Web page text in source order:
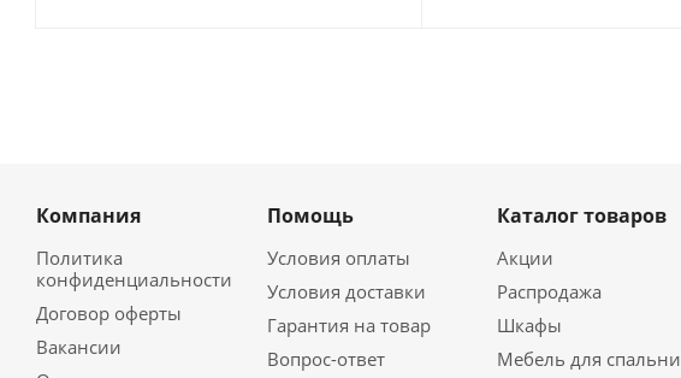
Компания
Политика
конфиденциальности
Договор оферты
Вакансии
Помощь
Условия оплаты
Условия доставки
Гарантия на товар
Вопрос-ответ
Каталог товаров
Акции
Распродажа
Шкафы
Мебель для спальни